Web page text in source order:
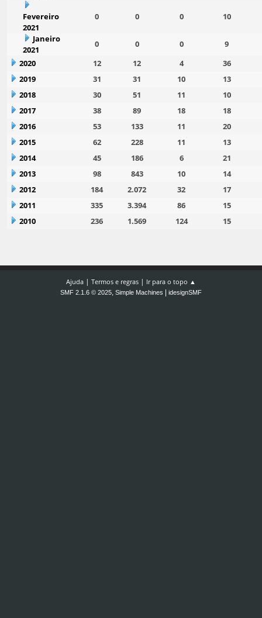
Fevereiro
2021
0 0 0 10
Janeiro
2021
0 0 0
9
2020
12 12 4
36
2019
31 31 10
13
2018
30 51 11
10
2017
38 89 18
18
2016
53 133 11
20
2015
62 228 11
13
2014
45 186 6
21
2013
98 843 10
14
2012
184 2.072 32
17
2011
335 3.394 86
15
2010
236 1.569 124 15
Ajuda | Termos e regras | Ir para o topo ▲
SMF 2.1.6 © 2025, Simple Machines idesignSMF